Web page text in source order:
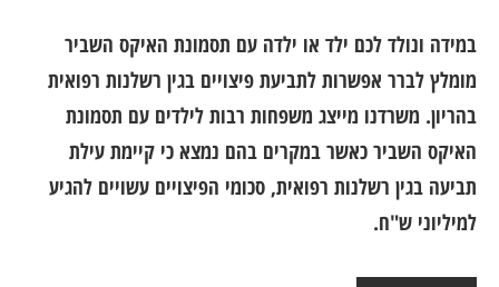
במידה ונולד לכם ילד או ילדה עם תסמונת האיקס השביר
מומלץ לברר אפשרות לתביעת פיצויים בגין רשלנות רפואית
בהריון. משרדנו מייצג משפחות רבות לילדים עם תסמונת
האיקס השביר כאשר במקרים בהם נמצא כי קיימת עילת
תביעה בגין רשלנות רפואית, סכומי הפיצויים עשויים להגיע
למיליוני ש"ח.